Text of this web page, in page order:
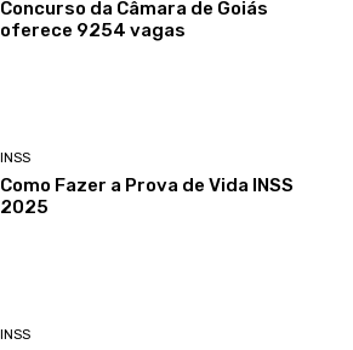
Concurso da Câmara de Goiás
oferece 9254 vagas
INSS
Como Fazer a Prova de Vida INSS
2025
INSS